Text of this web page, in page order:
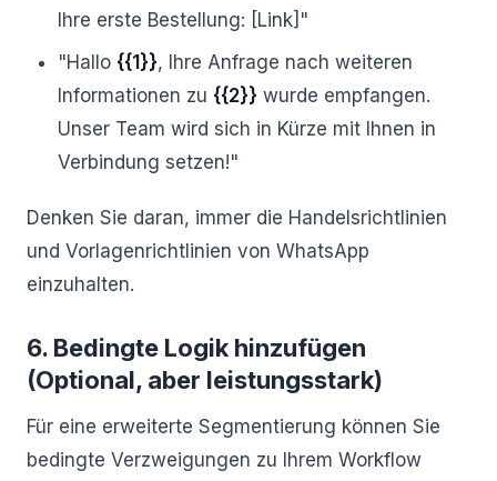
Ihre erste Bestellung: [Link]"
"Hallo {{1}}, Ihre Anfrage nach weiteren
Informationen zu {{2}} wurde empfangen.
Unser Team wird sich in Kürze mit Ihnen in
Verbindung setzen!"
Denken Sie daran, immer die Handelsrichtlinien
und Vorlagenrichtlinien von WhatsApp
einzuhalten.
6. Bedingte Logik hinzufügen
(Optional, aber leistungsstark)
Für eine erweiterte Segmentierung können Sie
bedingte Verzweigungen zu Ihrem Workflow